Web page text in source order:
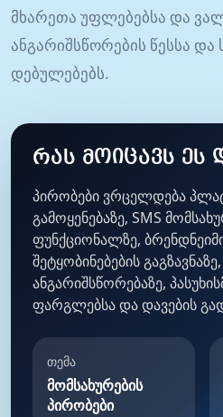
მხარეთა უფლებებსა და
ანგარიშსწორების წესსა და
დებულებებს.
რას მოიცავს ეს
პირობები ვრცელდება
გამოყენებაზე, SMS
ფუნქციონალზე,
შეტყობინებების
ანგარიშსწორებაზე,
ფარგლებსა და დავების
თემა
მომსახურების
პირობები